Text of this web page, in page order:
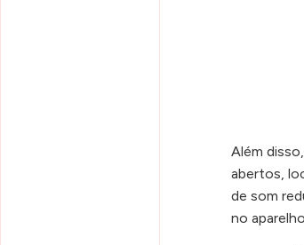
Além
abertos,
de som
no